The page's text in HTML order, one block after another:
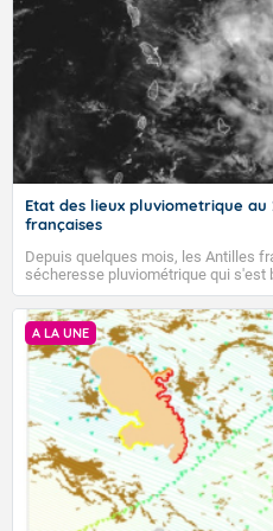
Etat des lieux pluviometrique
françaises
Depuis quelques mois, les Antilles
sécheresse pluviométrique qui s'est
saison des pluies, elle ne semble
A LA UNE